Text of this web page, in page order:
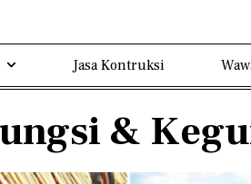
Jasa Kontruksi
&